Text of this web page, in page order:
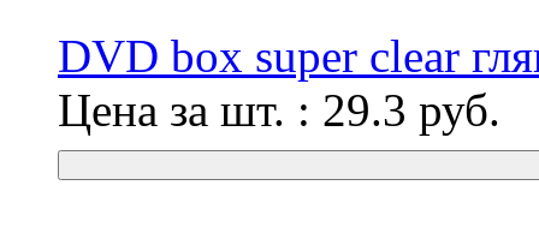
DVD box super clear
Цена за шт. : 29.3 руб.